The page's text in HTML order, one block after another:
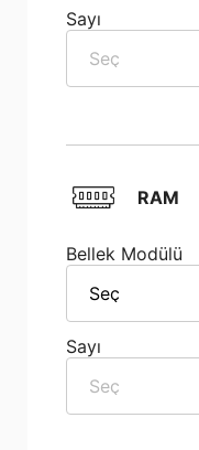
Sayı
Seç
RAM
Bellek Modülü
Seç
Sayı
Seç